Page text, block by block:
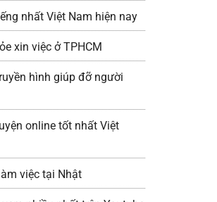
nhất Việt Nam hiện nay
xin việc ở TPHCM
hình giúp đỡ người
online tốt nhất Việt
việc tại Nhật